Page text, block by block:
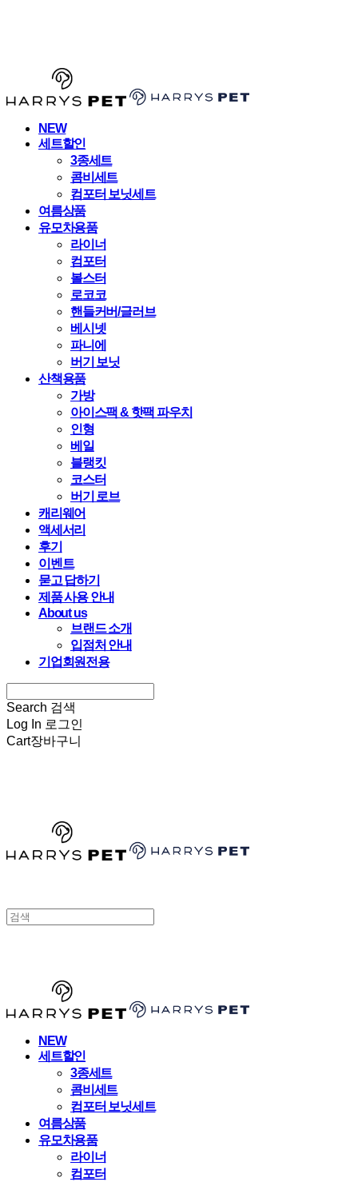
NEW
세트할인
3종세트
콤비세트
컴포터 보닛세트
여름상품
유모차용품
라이너
컴포터
볼스터
로코코
핸들커버/글러브
베시넷
파니에
버기 보닛
산책용품
가방
아이스팩 & 핫팩 파우치
인형
베일
블랭킷
코스터
버기 로브
캐리웨어
액세서리
후기
이벤트
묻고 답하기
제품 사용 안내
About us
브랜드 소개
입점처 안내
기업회원전용
Search 검색
Log In 로그인
Cart장바구니
NEW
세트할인
3종세트
콤비세트
컴포터 보닛세트
여름상품
유모차용품
라이너
컴포터